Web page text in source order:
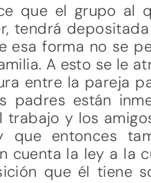
que el grupo al
tendrá depositada
esa forma no se
A esto se le
entre la pareja
padres están
trabajo y los
entonces
cuenta la ley a la
que él tiene